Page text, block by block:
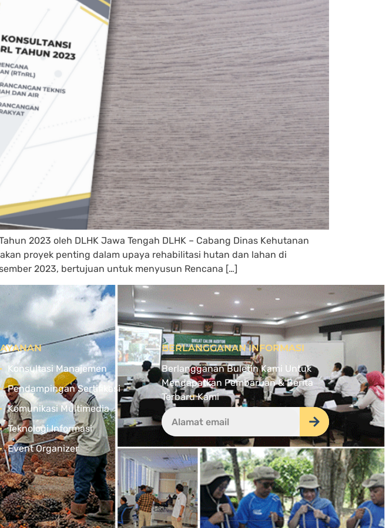
2023 oleh DLHK Jawa Tengah DLHK – Cabang Dinas Kehutanan
proyek penting dalam upaya rehabilitasi hutan dan lahan di
2023, bertujuan untuk menyusun Rencana […]
Konsultasi Manajemen
Pendampingan Sertifikasi
Komunikasi Multimedia
Teknologi Informasi
Event Organizer
BERLANGGANAN INFORMASI
Berlangganan Buletin Kami Untuk
Mendapatkan Pembaruan & Berita
Terbaru Kami